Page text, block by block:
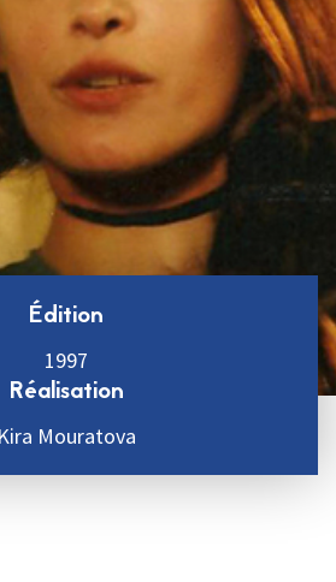
Édition
1997
Réalisation
Kira Mouratova